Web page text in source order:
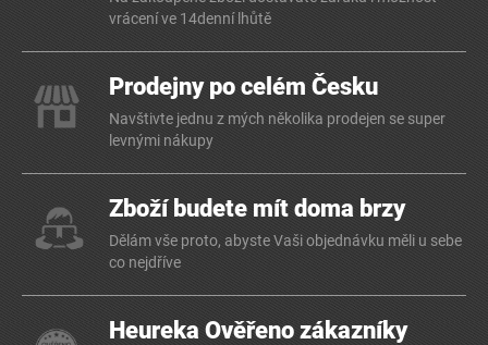
vrácení ve 14denní lhůtě
Prodejny po celém Česku
Navštivte jednu z mých několika prodejen se super
levnými nákupy
Zboží budete mít doma brzy
Dělám vše proto, abyste Vaši objednávku měli u sebe
co nejdříve
Heureka Ověřeno zákazníky